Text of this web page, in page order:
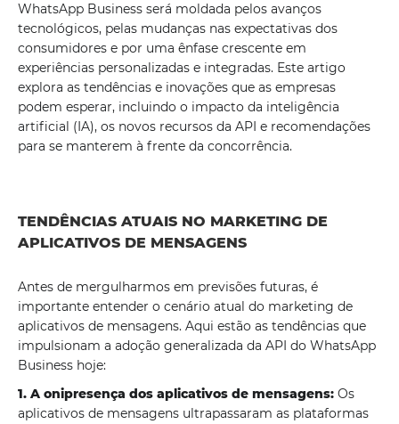
WhatsApp Business será moldada pelos avanços
tecnológicos, pelas mudanças nas expectativas dos
consumidores e por uma ênfase crescente em
experiências personalizadas e integradas. Este artigo
explora as tendências e inovações que as empresas
podem esperar, incluindo o impacto da inteligência
artificial (IA), os novos recursos da API e recomendações
para se manterem à frente da concorrência.
TENDÊNCIAS ATUAIS NO MARKETING DE
APLICATIVOS DE MENSAGENS
Antes de mergulharmos em previsões futuras, é
importante entender o cenário atual do marketing de
aplicativos de mensagens. Aqui estão as tendências que
impulsionam a adoção generalizada da API do WhatsApp
Business hoje:
1. A onipresença dos aplicativos de mensagens: Os
aplicativos de mensagens ultrapassaram as plataformas